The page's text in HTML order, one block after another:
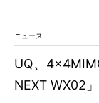
ニュース
UQ、
NEXT WX02